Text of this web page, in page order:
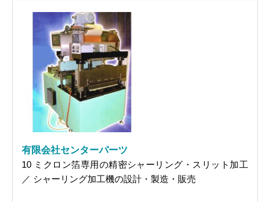
有限会社センターパーツ
10 ミクロン箔専用の精密シャーリング・スリット加工
／ シャーリング加工機の設計・製造・販売